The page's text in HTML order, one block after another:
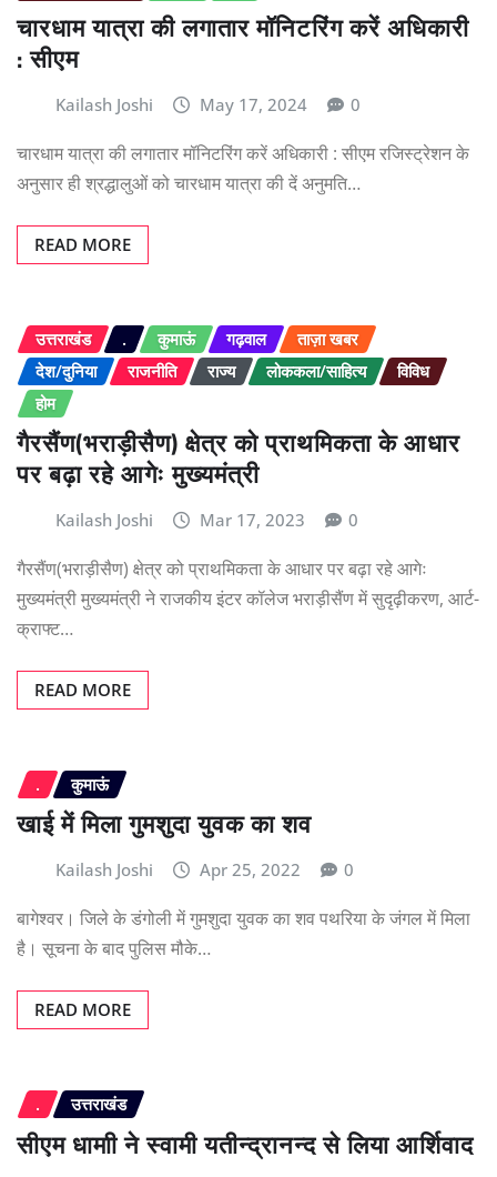
चारधाम यात्रा की लगातार मॉनिटरिंग करें अधिकारी
: सीएम
Kailash Joshi May 17, 2024 0
चारधाम यात्रा की लगातार मॉनिटरिंग करें अधिकारी : सीएम रजिस्ट्रेशन के
अनुसार ही श्रद्धालुओं को चारधाम यात्रा की दें अनुमति…
READ MORE
उत्तराखंड . कुमाऊं गढ़वाल
ताज़ा खबर
देश/दुनिया
राजनीति राज्य लोककला/साहित्य
विविध
होम
गैरसैंण(भराड़ीसैण) क्षेत्र को प्राथमिकता के आधार
पर बढ़ा रहे आगेः मुख्यमंत्री
Kailash Joshi Mar 17, 2023 0
गैरसैंण(भराड़ीसैण) क्षेत्र को प्राथमिकता के आधार पर बढ़ा रहे आगेः
मुख्यमंत्री मुख्यमंत्री ने राजकीय इंटर कॉलेज भराड़ीसैंण में सुदृढ़ीकरण, आर्ट-
क्राफ्ट…
READ MORE
. कुमाऊं
खाई में मिला गुमशुदा युवक का शव
Kailash Joshi Apr 25, 2022 0
बागेश्वर। जिले के डंगोली में गुमशुदा युवक का शव पथरिया के जंगल में मिला
है। सूचना के बाद पुलिस मौके…
READ MORE
. उत्तराखंड
सीएम धामाी ने स्वामी यतीन्द्रानन्द से लिया आर्शिवाद